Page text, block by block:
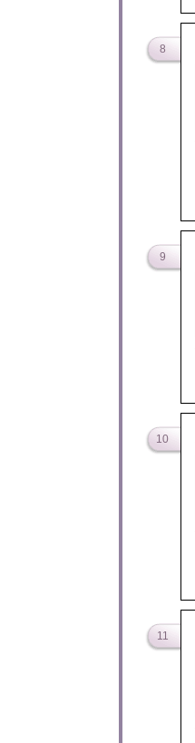
8
9
10
11